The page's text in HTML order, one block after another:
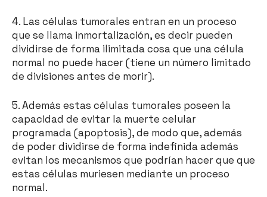
4. Las células tumorales entran en un proceso
que se llama inmortalización, es decir pueden
dividirse de forma ilimitada cosa que una célula
normal no puede hacer (tiene un número limitado
de divisiones antes de morir).
5. Además estas células tumorales poseen la
capacidad de evitar la muerte celular
programada (apoptosis), de modo que, además
de poder dividirse de forma indefinida además
evitan los mecanismos que podrían hacer que que
estas células muriesen mediante un proceso
normal.